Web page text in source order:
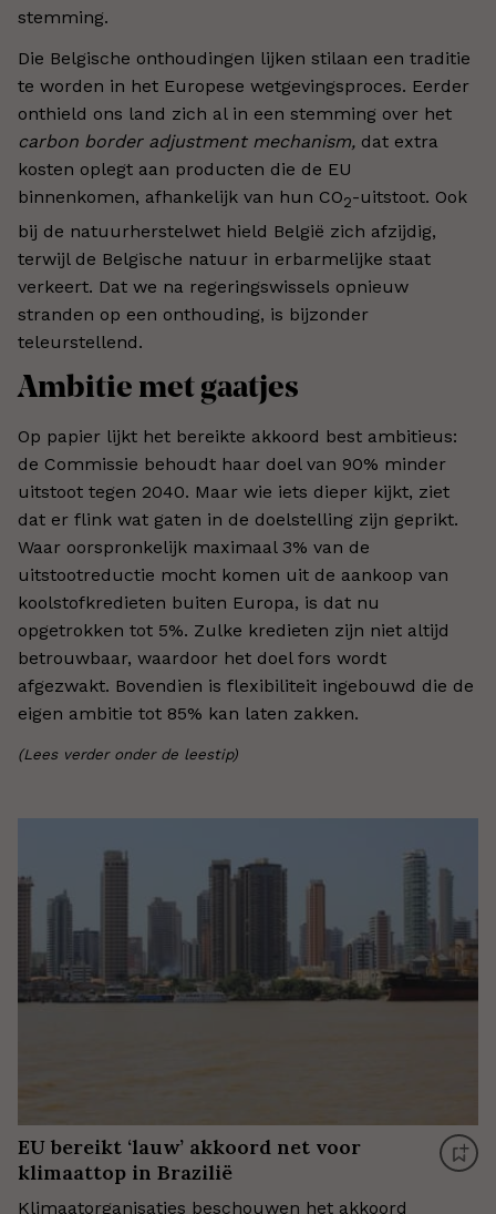
stemming.
Die Belgische onthoudingen lijken stilaan een traditie
te worden in het Europese wetgevingsproces. Eerder
onthield ons land zich al in een stemming over het
carbon border adjustment mechanism, dat extra
kosten oplegt aan producten die de EU
binnenkomen, afhankelijk van hun CO2-uitstoot. Ook
bij de natuurherstelwet hield België zich afzijdig,
terwijl de Belgische natuur in erbarmelijke staat
verkeert. Dat we na regeringswissels opnieuw
stranden op een onthouding, is bijzonder
teleurstellend.
Ambitie met gaatjes
Op papier lijkt het bereikte akkoord best ambitieus:
de Commissie behoudt haar doel van 90% minder
uitstoot tegen 2040. Maar wie iets dieper kijkt, ziet
dat er flink wat gaten in de doelstelling zijn geprikt.
Waar oorspronkelijk maximaal 3% van de
uitstootreductie mocht komen uit de aankoop van
koolstofkredieten buiten Europa, is dat nu
opgetrokken tot 5%. Zulke kredieten zijn niet altijd
betrouwbaar, waardoor het doel fors wordt
afgezwakt. Bovendien is flexibiliteit ingebouwd die de
eigen ambitie tot 85% kan laten zakken.
(Lees verder onder de leestip)
EU bereikt ‘lauw’ akkoord net voor
klimaattop in Brazilië
Klimaatorganisaties beschouwen het akkoord